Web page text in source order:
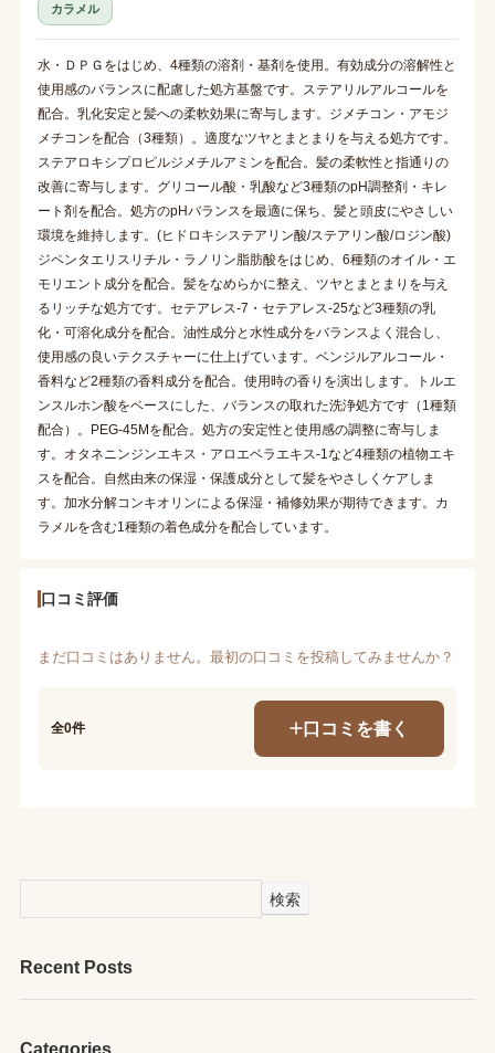
カラメル
水・ＤＰＧをはじめ、4種類の溶剤・基剤を使用。有効成分の溶解性と
使用感のバランスに配慮した処方基盤です。ステアリルアルコールを
配合。乳化安定と髪への柔軟効果に寄与します。ジメチコン・アモジ
メチコンを配合（3種類）。適度なツヤとまとまりを与える処方です。
ステアロキシプロピルジメチルアミンを配合。髪の柔軟性と指通りの
改善に寄与します。グリコール酸・乳酸など3種類のpH調整剤・キレ
ート剤を配合。処方のpHバランスを最適に保ち、髪と頭皮にやさしい
環境を維持します。(ヒドロキシステアリン酸/ステアリン酸/ロジン酸)
ジペンタエリスリチル・ラノリン脂肪酸をはじめ、6種類のオイル・エ
モリエント成分を配合。髪をなめらかに整え、ツヤとまとまりを与え
るリッチな処方です。セテアレス-7・セテアレス-25など3種類の乳
化・可溶化成分を配合。油性成分と水性成分をバランスよく混合し、
使用感の良いテクスチャーに仕上げています。ベンジルアルコール・
香料など2種類の香料成分を配合。使用時の香りを演出します。トルエ
ンスルホン酸をベースにした、バランスの取れた洗浄処方です（1種類
配合）。PEG-45Mを配合。処方の安定性と使用感の調整に寄与しま
す。オタネニンジンエキス・アロエベラエキス-1など4種類の植物エキ
スを配合。自然由来の保湿・保護成分として髪をやさしくケアしま
す。加水分解コンキオリンによる保湿・補修効果が期待できます。カ
ラメルを含む1種類の着色成分を配合しています。
口コミ評価
まだ口コミはありません。最初の口コミを投稿してみませんか？
全0件 口コミを書く
検索
Recent Posts
Categories